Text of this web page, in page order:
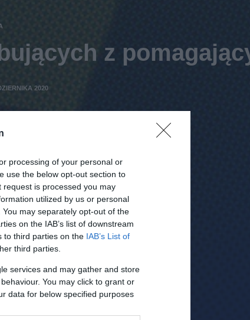
processing of your personal or
use the below opt-out section to
is processed you may
utilized by us or personal
may separately opt-out of the
on the IAB’s list of downstream
to third parties on the IAB’s List of
third parties.
services and may gather and store
You may click to grant or
data for below specified purposes
z
2020